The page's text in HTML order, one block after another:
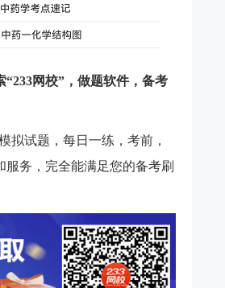
网校”，做题软件，备考
模拟试题，每日一练，考前，
务，完全能满足您的备考刷